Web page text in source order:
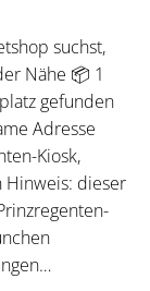
suchst,
Nähe 📦 1
gefunden
Adresse
Kiosk,
Hinweis: dieser